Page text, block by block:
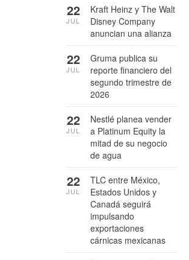
Kraft Heinz y The Walt
Disney Company
anuncian una alianza
22
JUL
Gruma publica su
reporte financiero del
segundo trimestre de
2026
22
JUL
Nestlé planea vender
a Platinum Equity la
mitad de su negocio
de agua
22
JUL
TLC entre México,
Estados Unidos y
Canadá seguirá
impulsando
exportaciones
cárnicas mexicanas
22
JUL